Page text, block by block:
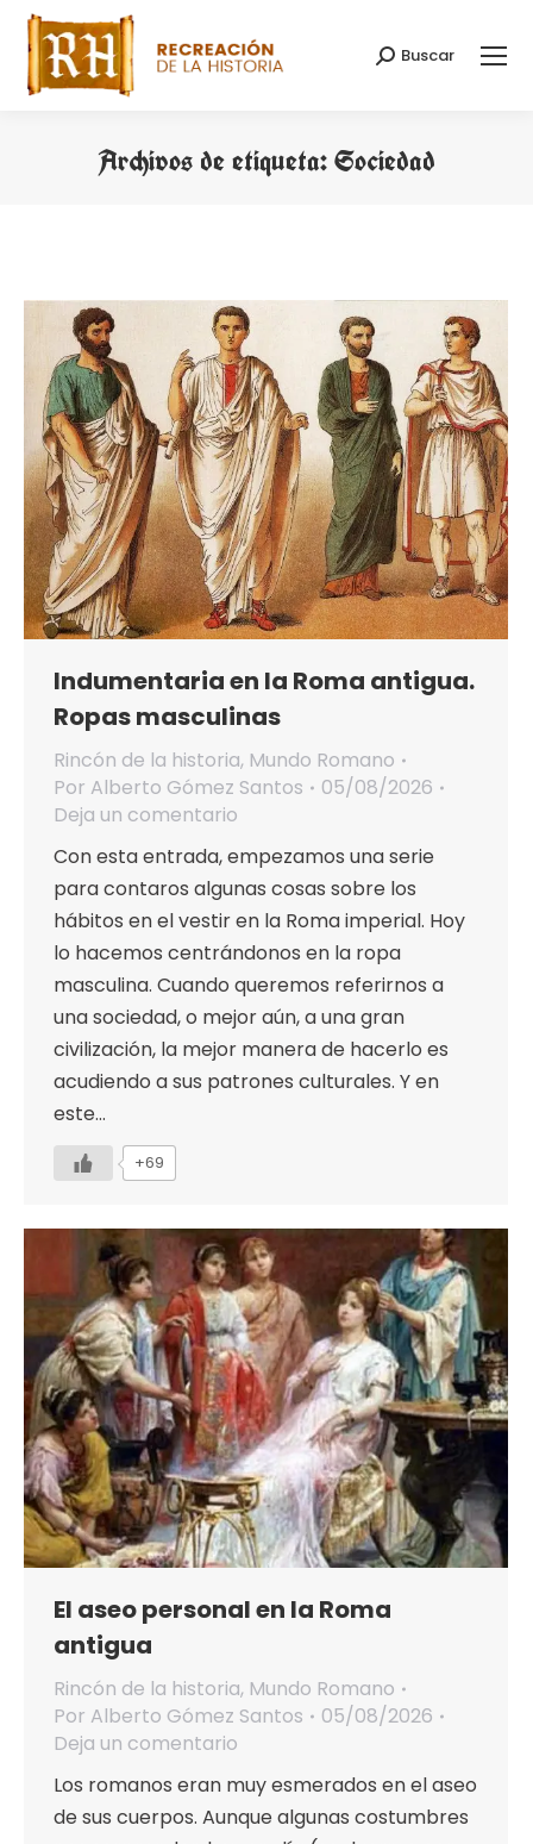
Buscar:
Buscar
Archivos de etiqueta:Sociedad
Indumentaria en la Roma antigua.
Ropas masculinas
Rincón de la historia, Mundo Romano
Por Alberto Gómez Santos
05/08/2026
Deja un comentario
Con esta entrada, empezamos una serie
para contaros algunas cosas sobre los
hábitos en el vestir en la Roma imperial. Hoy
lo hacemos centrándonos en la ropa
masculina. Cuando queremos referirnos a
una sociedad, o mejor aún, a una gran
civilización, la mejor manera de hacerlo es
acudiendo a sus patrones culturales. Y en
este…
+69
El aseo personal en la Roma
antigua
Rincón de la historia, Mundo Romano
Por Alberto Gómez Santos
05/08/2026
Deja un comentario
Los romanos eran muy esmerados en el aseo
de sus cuerpos. Aunque algunas costumbres